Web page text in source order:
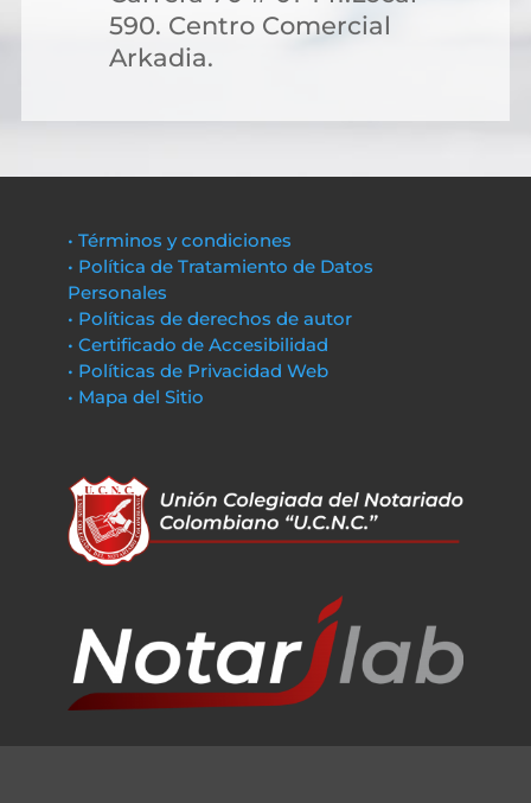
590. Centro Comercial
Arkadia.
• Términos y condiciones
• Política de Tratamiento de Datos
Personales
• Políticas de derechos de autor
• Certificado de Accesibilidad
• Políticas de Privacidad Web
• Mapa del Sitio